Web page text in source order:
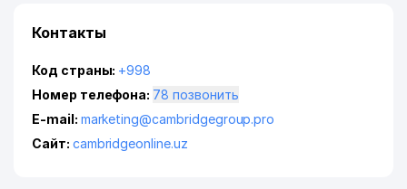
Контакты
Код страны: +998
Номер телефона:
78 позвонить
E-mail: marketing@cambridgegroup.pro
Сайт: cambridgeonline.uz